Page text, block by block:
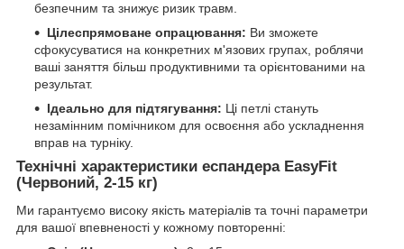
безпечним та знижує ризик травм.
Цілеспрямоване опрацювання: Ви зможете
сфокусуватися на конкретних м'язових групах, роблячи
ваші заняття більш продуктивними та орієнтованими на
результат.
Ідеально для підтягування: Ці петлі стануть
незамінним помічником для освоєння або ускладнення
вправ на турніку.
Технічні характеристики еспандера EasyFit
(Червоний, 2-15 кг)
Ми гарантуємо високу якість матеріалів та точні параметри
для вашої впевненості у кожному повторенні: